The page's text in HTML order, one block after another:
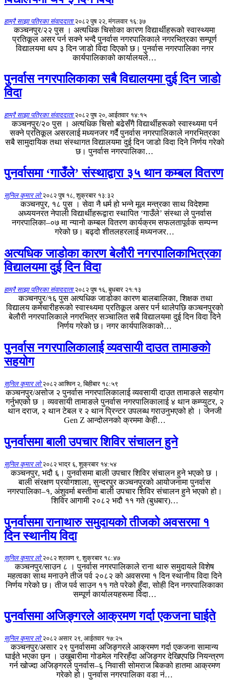
हाम्रै साझा पत्रिका संवाददाता२०८२ पुष २२, मंगलवार १६:३७
कञ्चनपुर/२२ पुस । अत्यधिक चिसोका कारण विद्यार्थीहरूको स्वास्थ्यमा
प्रतिकूल असर पर्न सक्ने भन्दै पुनर्वास नगरपालिकाले नगरभित्रका सम्पूर्ण
विद्यालयमा थप ३ दिन जाडो विदा दिएको छ। पुनर्वास नगरपालिका नगर
कार्यपालिकाको कार्यालयले…
पुनर्वास नगरपालिकाका सबै विद्यालयमा दुई दिन जाडो
विदा
हाम्रै साझा पत्रिका संवाददाता२०८२ पुष २०, आईतवार १४:१५
कञ्चनपुर/२० पुस । अत्यधिक चिसो बढेसँगै विद्यार्थीहरूको स्वास्थ्यमा पर्न
सक्ने प्रतिकूल असरलाई मध्यनजर गर्दै पुनर्वास नगरपालिकाले नगरभित्रका
सबै सामुदायिक तथा संस्थागत विद्यालयमा दुई दिन जाडो विदा दिने निर्णय गरेको
छ। पुनर्वास नगरपालिका…
पुनर्वासमा ‘गाउँले’ संस्थाद्वारा ३५ थान कम्बल वितरण
सुनिल कुमार लो२०८२ पुष १८, शुक्रबार १३:३२
कञ्चनपुर, १८ पुस । सेवा नै धर्म हो भन्ने मूल मन्त्रका साथ विदेशमा
अध्ययनरत नेपाली विद्यार्थीहरूद्वारा स्थापित ‘गाउँले’ संस्था ले पुनर्वास
नगरपालिका–०७ मा न्यानो कम्बल वितरण कार्यक्रम सफलतापूर्वक सम्पन्न
गरेको छ। बढ्दो शीतलहरलाई मध्यनजर…
अत्यधिक जाडोका कारण बेलौरी नगरपालिकाभित्रका
विद्यालयमा दुई दिन विदा
हाम्रै साझा पत्रिका संवाददाता२०८२ पुष १६, बुधबार २१:१३
‍ कञ्चनपुर/१६ पुस अत्यधिक जाडोका कारण बालबालिका, शिक्षक तथा
विद्यालय कर्मचारीहरूको स्वास्थ्यमा प्रतिकूल असर पर्न थालेपछि कञ्चनपुरको
बेलौरी नगरपालिकाले नगरभित्र सञ्चालित सबै विद्यालयमा दुई दिन विदा दिने
निर्णय गरेको छ। नगर कार्यपालिकाको…
पुनर्वास नगरपालिकालाई व्यवसायी दाउत तामाङको
सहयोग
सुनिल कुमार लो२०८२ आश्विन २, बिहीबार १८:५९
कञ्चनपुर/असोज २ पुनर्वास नगरपालिकालाई व्यवसायी दाउत तामाङले सहयोग
गर्नुभएको छ । व्यवसायी तामाङले पुनर्वास नगरपालिकालाई ४ थान कम्प्युटर, २
थान दराज, २ थान टेबल र २ थान प्रिन्टर उपलब्ध गराउनुभएको हो । जेनजी
Gen Z आन्दोलनको क्रममा केही…
पुनर्वासमा बाली उपचार शिविर संचालन हुने
सुनिल कुमार लो२०८२ भाद्र ६, शुक्रबार १४:५४
कञ्चनपुर, भदौ ६। पुनर्वासमा बाली उपचार शिविर संचालन हुने भएको छ ।
बाली संरक्षण प्रयोगशाला, सुन्दरपुर कञ्चनपुरको आयोजनामा पुनर्वास
नगरपालिका–१, अंशुवर्मा बस्तीमा बाली उपचार शिविर संचालन हुने भएको हो।
शिविर आगामी २०८२ भदौ ११ गते (बुधबार)…
पुनर्वासमा रानाथारु समुदायको तीजको अवसरमा १
दिन स्थानीय विदा
सुनिल कुमार लो२०८२ श्रावण ९, शुक्रबार १८:४७
कञ्चनपुर/साउन ८ । पुनर्वास नगरपालिकाले राना थारु समुदायले विशेष
महत्वका साथ मनाउने तीज पर्व २०८२ को अवसरमा १ दिन स्थानीय विदा दिने
निर्णय गरेको छ। तीज पर्व साउन ११ गते परेको हुँदा, सोही दिन नगरपालिकाका
सम्पूर्ण कार्यालयहरूमा विदा…
पुनर्वासमा अजिङ्गरले आक्रमण गर्दा एकजना घाईते
सुनिल कुमार लो२०८२ असार २९, आईतवार १७:२५
कञ्चनपुर/असार २९ पुनर्वासमा अजिङ्गरले आक्रमण गर्दा एकजना सामान्य
घाईते भएका छ्न । उखुबारीमा गोडमेल गरिरहँदा अजिङ्गर देखिएपछि नियन्त्रण
गर्न खोज्दा अजिङ्गरले पुनर्वास–६ निवासी सोमराज बिकको हातमा आक्रमण
गरेको हो। पुनर्वास नगरपालिका वडा नं…